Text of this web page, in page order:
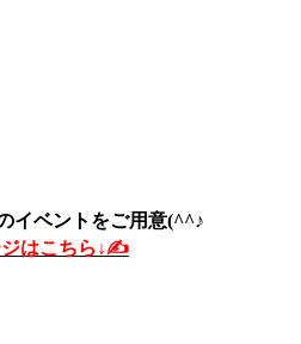
イベントをご用意(^^♪
ジはこちら↓✍️